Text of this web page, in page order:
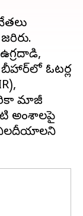
ఓటర్ల
మాజీ
అంశాలపై
నిలదీయాలని